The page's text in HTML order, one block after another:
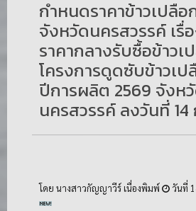
กำหนดราคาข้าวเปลือ
จังหวัดนครสวรรค์ เรื่
ราคากลางรับซื้อข้าวเ
โครงการดูดซับข้าวเ
ปีการผลิต 2569 จังห
นครสวรรค์ ลงวันที่ 14
โดย นางสาวกัญญาวีร์ เนื่องพิมพ์ วันที่